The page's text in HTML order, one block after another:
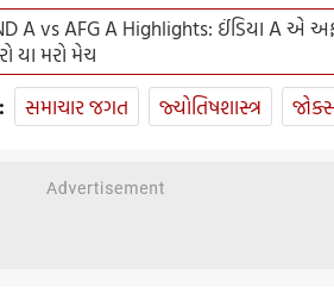
A vs AFG A Highlights: ઈંડિયા A એ
યા મરો મેચ
સમાચાર જગત જ્યોતિષશાસ્ત્ર